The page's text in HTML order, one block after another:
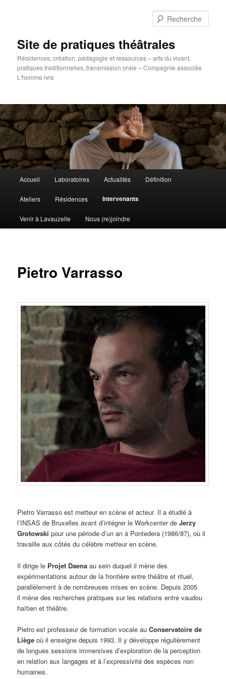
Site de pratiques théâtrales
Résidences, création, pédagogie et ressources – arts du vivant,
pratiques traditionnelles, transmission orale – Compagnie associée
L'homme ivre
principal
Accueil Laboratoires Actualités Définition
Ateliers Résidences Intervenants
Venir à Lavauzelle Nous (re)joindre
Pietro Varrasso
Pietro Varrasso est metteur en scène et acteur. Il a étudié à
l’INSAS de Bruxelles avant d’intégrer le Workcenter deJerzy
Grotowski pour une période d’un an à Pontedera (1986/87), où il
travaille aux côtés du célèbre metteur en scène.
Il dirige le Projet Daena au sein duquel il mène des
expérimentations autour de la frontière entre théâtre et rituel,
parallèlement à de nombreuses mises en scène. Depuis 2005
il mène des recherches pratiques sur les relations entre vaudou
haïtien et théâtre.
Pietro est professeur de formation vocale auConservatoire de
Liège où il enseigne depuis 1993. Il y développe régulièrement
de longues sessions immersives d’exploration de la perception
en relation aux langages et à l’expressivité des espèces non
humaines.